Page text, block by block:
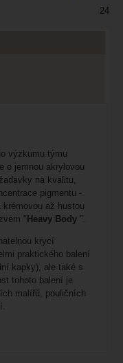
24
výzkumu týmu
o jemnou akrylovou
na kvalitu,
pigmentu -
až hustou
" Heavy Body".
krycí
praktického balení
kapky), ale také s
tohoto balení je
malířů, pouličních